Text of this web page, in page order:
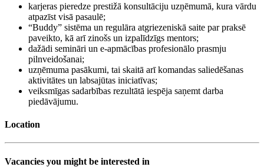
karjeras pieredze prestižā konsultāciju uzņēmumā, kura vārdu
atpazīst visā pasaulē;
“Buddy” sistēma un regulāra atgriezeniskā saite par praksē
paveikto, kā arī zinošs un izpalīdzīgs mentors;
dažādi semināri un e-apmācības profesionālo prasmju
pilnveidošanai;
uzņēmuma pasākumi, tai skaitā arī komandas saliedēšanas
aktivitātes un labsajūtas iniciatīvas;
veiksmīgas sadarbības rezultātā iespēja saņemt darba
piedāvājumu.
Location
Vacancies you might be interested in